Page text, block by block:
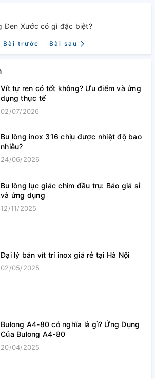
Đen Xước có gì đặc biệt?
Bài trước Bài sau
Vít tự ren có tốt không? Ưu điểm và ứng
dụng thực tế
02/07/2026
Bu lông inox 316 chịu được nhiệt độ bao
nhiêu?
24/06/2026
Bu lông lục giác chìm đầu trụ: Báo giá sỉ
và ứng dụng
12/11/2025
Đại lý bán vít trí inox giá rẻ tại Hà Nội
02/05/2025
Bulong A4-80 có nghĩa là gì? Ứng Dụng
Của Bulong A4-80
20/04/2025